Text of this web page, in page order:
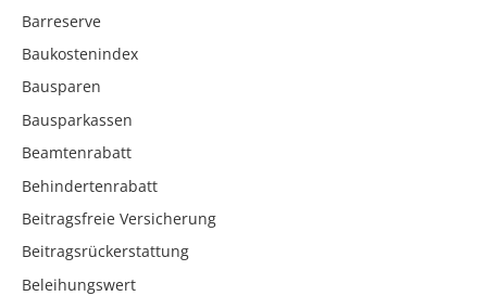
Barreserve
Baukostenindex
Bausparen
Bausparkassen
Beamtenrabatt
Behindertenrabatt
Beitragsfreie Versicherung
Beitragsrückerstattung
Beleihungswert